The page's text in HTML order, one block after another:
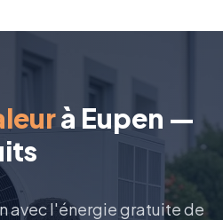
à Eupen —
avec l'énergie gratuite de